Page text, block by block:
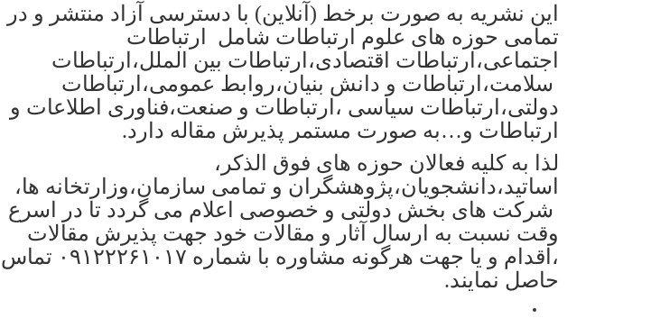
این نشریه به صورت برخط (آنلاین) با دسترسی آزاد منتشر و در
تمامی حوزه های علوم ارتباطات شامل ارتباطات
اجتماعی،ارتباطات اقتصادی،ارتباطات بین الملل،ارتباطات
سلامت،ارتباطات و دانش بنیان،روابط عمومی،ارتباطات
دولتی،ارتباطات سیاسی ،ارتباطات و صنعت،فناوری اطلاعات و
ارتباطات و…به صورت مستمر پذیرش مقاله دارد.
لذا به کلیه فعالان حوزه های فوق الذکر،
اساتید،دانشجویان،پژوهشگران و تمامی سازمان،وزارتخانه ها،
شرکت های بخش دولتی و خصوصی اعلام می گردد تا در اسرع
وقت نسبت به ارسال آثار و مقالات خود جهت پذیرش مقالات
،اقدام و یا جهت هرگونه مشاوره با شماره ۰۹۱۲۲۲۶۱۰۱۷ تماس
حاصل نمایند.